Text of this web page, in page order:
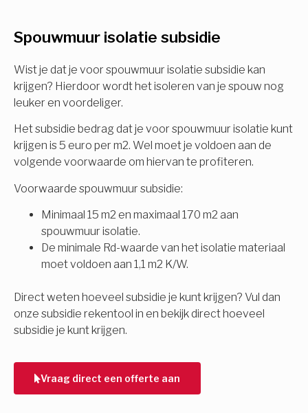
Spouwmuur isolatie subsidie
Wist je dat je voor spouwmuur isolatie subsidie kan
krijgen? Hierdoor wordt het isoleren van je spouw nog
leuker en voordeliger.
Het subsidie bedrag dat je voor spouwmuur isolatie kunt
krijgen is 5 euro per m2. Wel moet je voldoen aan de
volgende voorwaarde om hiervan te profiteren.
Voorwaarde spouwmuur subsidie:
Minimaal 15 m2 en maximaal 170 m2 aan
spouwmuur isolatie.
De minimale Rd-waarde van het isolatie materiaal
moet voldoen aan 1,1 m2 K/W.
Direct weten hoeveel subsidie je kunt krijgen? Vul dan
onze subsidie rekentool in en bekijk direct hoeveel
subsidie je kunt krijgen.
Vraag direct een offerte aan
Isolatiemaatregel
Spouwisolatie
Vloerisolatie
Dakisolatie
Gevelisolatie
Vorige
subsidie!
Vul uw gegevens in en ontvang nu direct uw
berekening per mail.
Voornaam
Achternaam